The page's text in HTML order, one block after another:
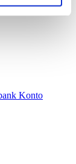
Android-
Konto